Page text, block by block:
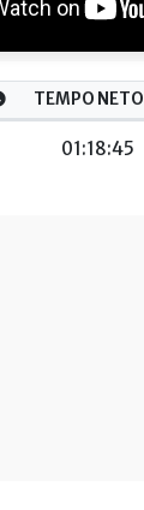
TEMPO NETO
01:18:45